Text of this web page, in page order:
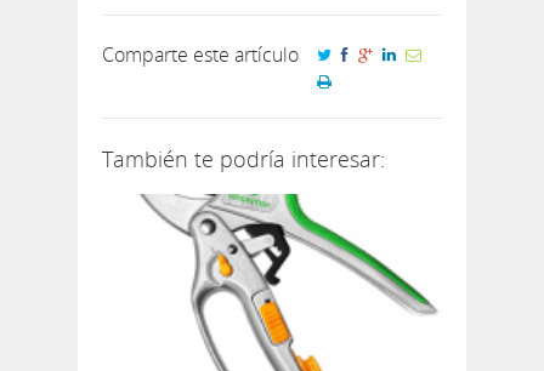
Comparte este artículo
También te podría interesar: